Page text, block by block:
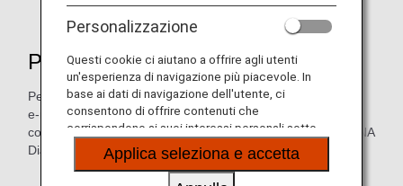
Pagamento
Per pagare eventuali differenze di prezzo, utilizza contanti,
e-money, carta di credito, pagamento tramite codice QR,
coupon ANA FESTA (carte regalo elettroniche) o coupon ANA
Diamond Service per gli acquisti in aeroporto o sui voli.
Personalizzazione
Questi cookie ci aiutano a offrire agli utenti
un'esperienza di navigazione più piacevole. In
base ai dati di navigazione dell'utente, ci
consentono di offrire contenuti che
corrispondono ai suoi interessi personali sotto
forma di siti web, e-mail, social media e pubblicità.
Applica seleziona e accetta